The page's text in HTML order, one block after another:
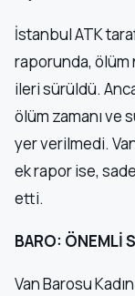
İstanbul ATK
raporunda, ölüm
ileri sürüldü.
ölüm zamanı ve
yer verilmedi.
ek rapor ise,
etti.
BARO: ÖNEMLİ
Van Barosu